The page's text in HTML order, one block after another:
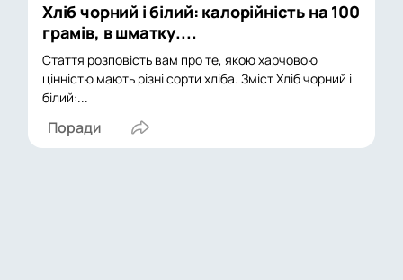
Хліб чорний і білий: калорійність на 100
грамів, в шматку....
Стаття розповість вам про те, якою харчовою
цінністю мають різні сорти хліба. Зміст Хліб чорний і
білий:...
Поради